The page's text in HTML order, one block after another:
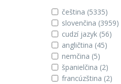
čeština (5335)
slovenčina (3959)
cudzí jazyk (56)
angličtina (45)
nemčina (5)
španielčina (2)
francúzština (2)